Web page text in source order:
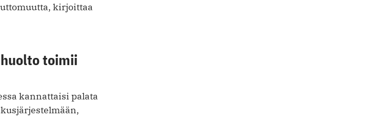
kirjoittaa
toimii
kannattaisi palata